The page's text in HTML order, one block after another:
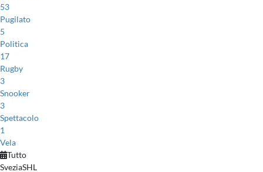
53
Pugilato
5
Politica
17
Rugby
3
Snooker
3
Spettacolo
1
Vela
Tutto
SveziaSHL